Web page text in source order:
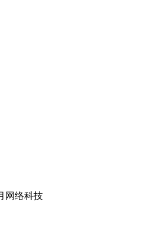
网络科技